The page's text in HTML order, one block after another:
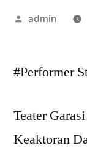
Posted
admin
#Performer
Teater
Keaktoran